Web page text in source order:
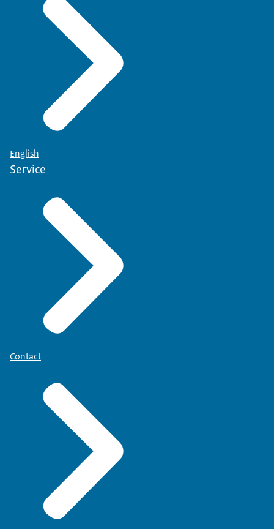
English
Service
Contact